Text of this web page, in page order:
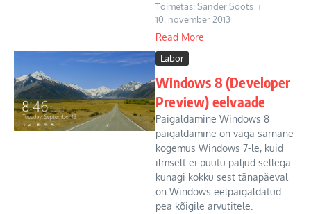
Toimetas: Sander Soots
10. november 2013
Read More
Labor
Windows 8 (Developer
Preview) eelvaade
Paigaldamine Windows 8
paigaldamine on väga sarnane
kogemus Windows 7-le, kuid
ilmselt ei puutu paljud sellega
kunagi kokku sest tänapäeval
on Windows eelpaigaldatud
pea kõigile arvutitele.